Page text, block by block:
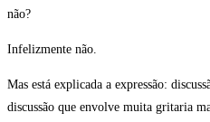
não?
Infelizmente não.
Mas está explicada a expressão:
discussão que envolve muita gritaria